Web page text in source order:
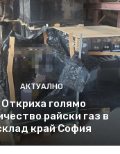
АКТУАЛНО
Откриха голямо
райски газ в
край София